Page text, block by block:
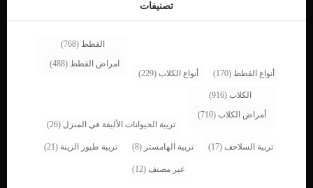
داخل […]
تصنيفات
أنواع القطط (170) أنواع الكلاب (229)
القطط (768)
امراض القطط (488)
الكلاب (916)
أمراض الكلاب (710)
تربية الحيوانات الأليفة في المنزل (26)
تربية السلاحف (17) تربية الهامستر (8) تربية طيور الزينة (21)
غير مصنف (12)